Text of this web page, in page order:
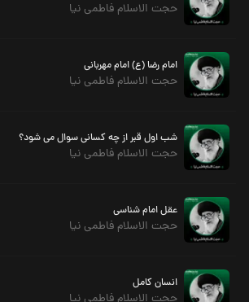
حجت الاسلام فاطمی نیا
امام رضا (ع) امام مهربانی
حجت الاسلام فاطمی نیا
شب اول قبر از چه کسانی سوال می شود؟
حجت الاسلام فاطمی نیا
عقل امام شناسی
حجت الاسلام فاطمی نیا
انسان کامل